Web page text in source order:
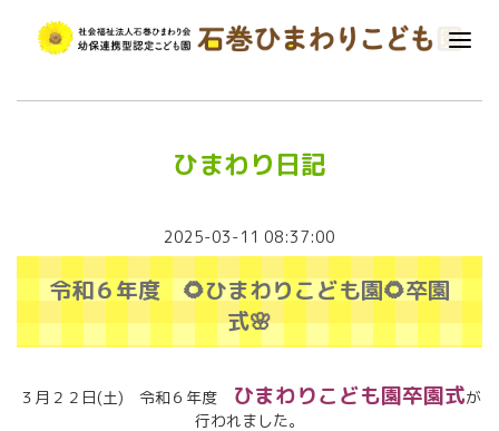
ひまわり日記
2025-03-11 08:37:00
令和６年度 🌻ひまわりこども園🌻卒園
式🌸
３月２２日(土) 令和６年度 ひまわりこども園卒園式が
行われました。